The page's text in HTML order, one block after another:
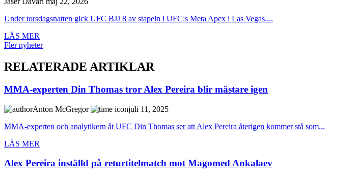
Under torsdagsnatten gick UFC BJJ 8 av stapeln i UFC:s Meta Apex i Las Vegas....
LÄS MER
Fler nyheter
RELATERADE ARTIKLAR
MMA-experten Din Thomas tror Alex Pereira blir mästare igen
Anton McGregor
juli 11, 2025
MMA-experten och analytikern åt UFC Din Thomas ser att Alex Pereira återigen kommer stå som...
LÄS MER
Alex Pereira inställd på returtitelmatch mot Magomed Ankalaev